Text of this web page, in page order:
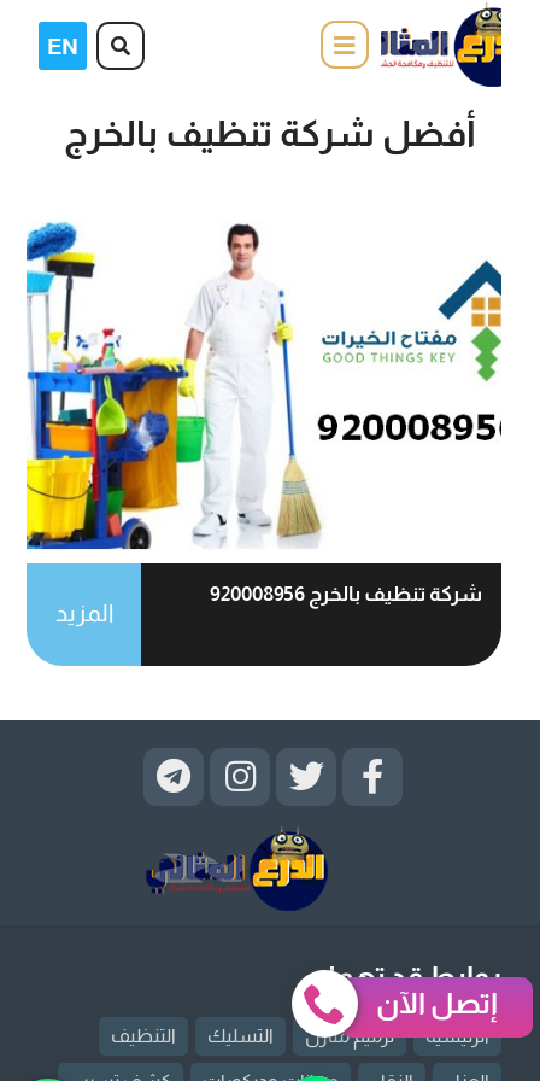
أفضل شركة تنظيف بالخرج
شركة تنظيف بالخرج 920008956
المزيد
روابط قد تهمك
الرئيسية ترميم منازل التسليك التنظيف
إتصل الآن